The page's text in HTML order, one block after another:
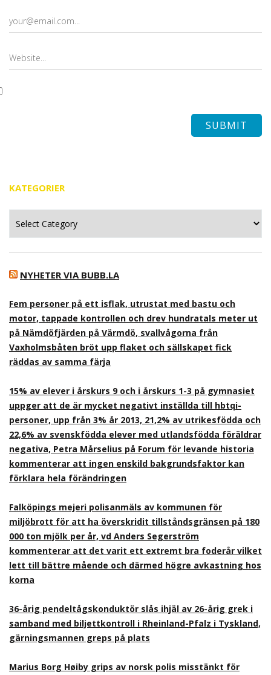
KATEGORIER
NYHETER VIA BUBB.LA
Fem personer på ett isflak, utrustat med bastu och
motor, tappade kontrollen och drev hundratals meter ut
på Nämdöfjärden på Värmdö, svallvågorna från
Vaxholmsbåten bröt upp flaket och sällskapet fick
räddas av samma färja
15% av elever i årskurs 9 och i årskurs 1-3 på gymnasiet
uppger att de är mycket negativt inställda till hbtqi-
personer, upp från 3% år 2013, 21,2% av utrikesfödda och
22,6% av svenskfödda elever med utlandsfödda föräldrar
negativa, Petra Mårselius på Forum för levande historia
kommenterar att ingen enskild bakgrundsfaktor kan
förklara hela förändringen
Falköpings mejeri polisanmäls av kommunen för
miljöbrott för att ha överskridit tillståndsgränsen på 180
000 ton mjölk per år, vd Anders Segerström
kommenterar att det varit ett extremt bra foderår vilket
lett till bättre mående och därmed högre avkastning hos
korna
36-årig pendeltågskonduktör slås ihjäl av 26-årig grek i
samband med biljettkontroll i Rheinland-Pfalz i Tyskland,
gärningsmannen greps på plats
Marius Borg Høiby grips av norsk polis misstänkt för